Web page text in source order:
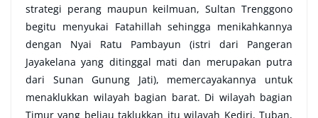
strategi perang maupun keilmuan, Sultan Trenggono
begitu menyukai Fatahillah sehingga menikahkannya
dengan Nyai Ratu Pambayun (istri dari Pangeran
Jayakelana yang ditinggal mati dan merupakan putra
dari Sunan Gunung Jati), memercayakannya untuk
menaklukkan wilayah bagian barat. Di wilayah bagian
Timur yang beliau taklukkan itu wilayah Kediri, Tuban,